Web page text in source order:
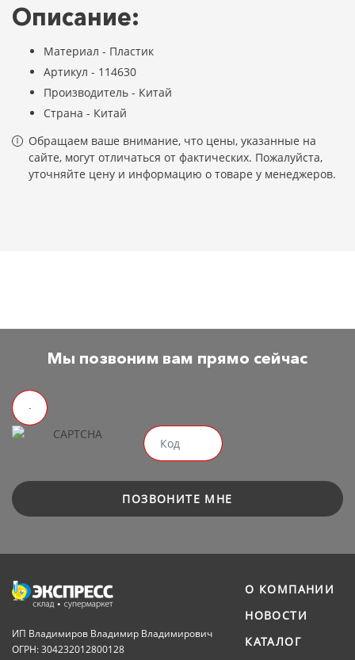
Описание:
Материал - Пластик
Артикул - 114630
Производитель - Китай
Страна - Китай
Обращаем ваше внимание, что цены, указанные на
сайте, могут отличаться от фактических. Пожалуйста,
уточняйте цену и информацию о товаре у менеджеров.
Мы позвоним вам прямо сейчас
ПОЗВОНИТЕ МНЕ
ИП Владимиров Владимир Владимирович
ОГРН: 304232012800128
О КОМПАНИИ
НОВОСТИ
КАТАЛОГ